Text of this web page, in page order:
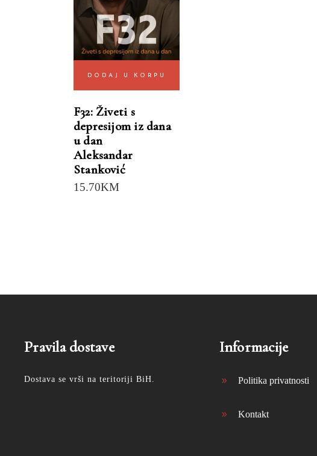
DODAJ U KORPU
F32: Živeti s
depresijom iz dana
u dan
Aleksandar
Stanković
15.70KM
Pravila dostave
Dostava se vrši na teritoriji BiH.
Informacije
Politika privatnosti
Kontakt